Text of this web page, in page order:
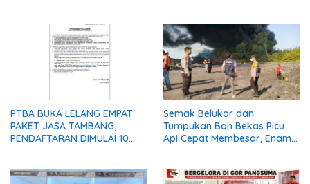
Dasawisma RW 03 Yosorejo
Metro Timur
PTBA BUKA LELANG EMPAT
PAKET JASA TAMBANG,
PENDAFTARAN DIMULAI 10
Semak Belukar dan
Tumpukan Ban Bekas Picu
Api Cepat Membesar, Enam